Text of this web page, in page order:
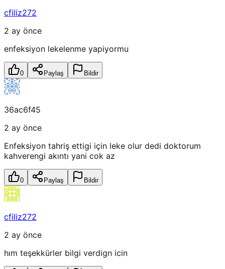
cfiliz272
2 ay önce
enfeksiyon lekelenme yapiyormu
0 Paylaş Bildir
36ac6f45
2 ay önce
Enfeksiyon tahriş ettigi için leke olur dedi doktorum
kahverengi akıntı yani cok az
0 Paylaş Bildir
cfiliz272
2 ay önce
hım teşekkürler bilgi verdign icin